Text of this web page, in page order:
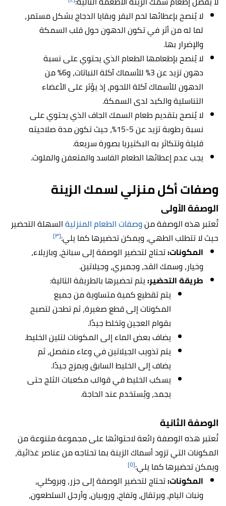
لا يُنصح بإعطائها لحم البقر وبقايا الدجاج بشكل مستمر،
لما له من أثر في تكون الدهون حول قلب السمكة
والإضرار بها.
لا يُنصح بإطعامها الطعام الذي يحتوي على نسبة
دهون تزيد عن 3% للأسماك آكلة النباتات، و6% من
الدهون للأسماك آكلة اللحوم، إذ يؤثر على الأعضاء
التناسلية والكبد لدى السمكة.
لا يُنصح بتقديم طعام السمك الجاف الذي يحتوي على
نسبة رطوبة تزيد عن 5-15%، حيث تكون مدة صلاحيته
قليلة وتتكاثر به البكتيريا بصورة سريعة.
يجب عدم إعطائها الطعام الفاسد والمتعفن والملوث.
وصفات أكل منزلي لسمك الزينة
الوصفة الأولى
تُعتبر هذه الوصفة منوصفات الطعام المنزليةالسهلة التحضير
حيث لا تتطلب الطهي، ويمكن تحضيرها كما يلي:[٣]
المكونات:تحتاج لتحضير الوصفة إلى سبانخ، وبازيلاء،
وخيار، وسمك القد، وجمبري، وجيلاتين.
طريقة التحضير:يتم تحضيرها بالطريقة التالية:
يتم تقطيع كمية متساوية من جميع
المكونات إلى قطع صغيرة، ثم تطحن لتصبح
بقوام العجين وتخلط جيدًا.
يضاف بعض الماء إلى المكونات لتلين الخليط.
يتم تذويب الجيلاتين في وعاء منفصل، ثم
يضاف إلى الخليط السابق ويمزج جيدًا.
يسكب الخليط في قوالب مكعبات الثلج حتى
يجمد، ويُستخدم عند الحاجة.
الوصفة الثانية
تُعتبر هذه الوصفة رائعة لاحتوائها على مجموعة متنوعة من
المكونات التي تزود أسماك الزينة بما تحتاجه من عناصر غذائية،
ويمكن تحضيرها كما يلي:[٥]
المكونات:تحتاج لتحضير الوصفة إلى جزر، وبروكلي،
ونبات اليام، وبرتقال، وتفاح، وروبيان، وأرجل السلطعون،